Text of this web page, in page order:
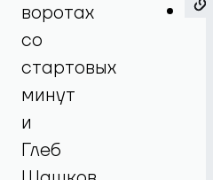
воротах
со
стартовых
минут
и
Глеб